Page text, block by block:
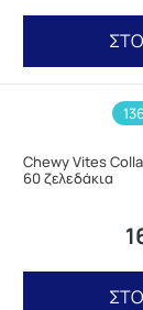
Chewy Vites
60 ζελεδάκια